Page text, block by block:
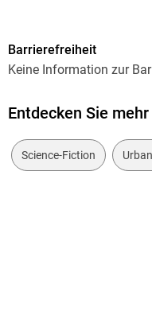
ab 8 Jahre
Autor/Autorin
via tolino media
Barrierefreiheit
Keine Information zur
Entdecken Sie mehr
Science-Fiction